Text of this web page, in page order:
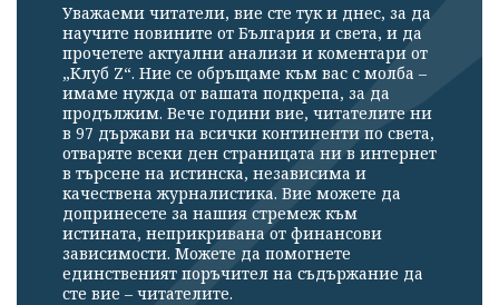
Уважаеми читатели, вие сте тук и днес, за да
научите новините от България и света, и да
прочетете актуални анализи и коментари от
„Клуб Z“. Ние се обръщаме към вас с молба –
имаме нужда от вашата подкрепа, за да
продължим. Вече години вие, читателите ни
в 97 държави на всички континенти по света,
отваряте всеки ден страницата ни в интернет
в търсене на истинска, независима и
качествена журналистика. Вие можете да
допринесете за нашия стремеж към
истината, неприкривана от финансови
зависимости. Можете да помогнете
единственият поръчител на съдържание да
сте вие – читателите.